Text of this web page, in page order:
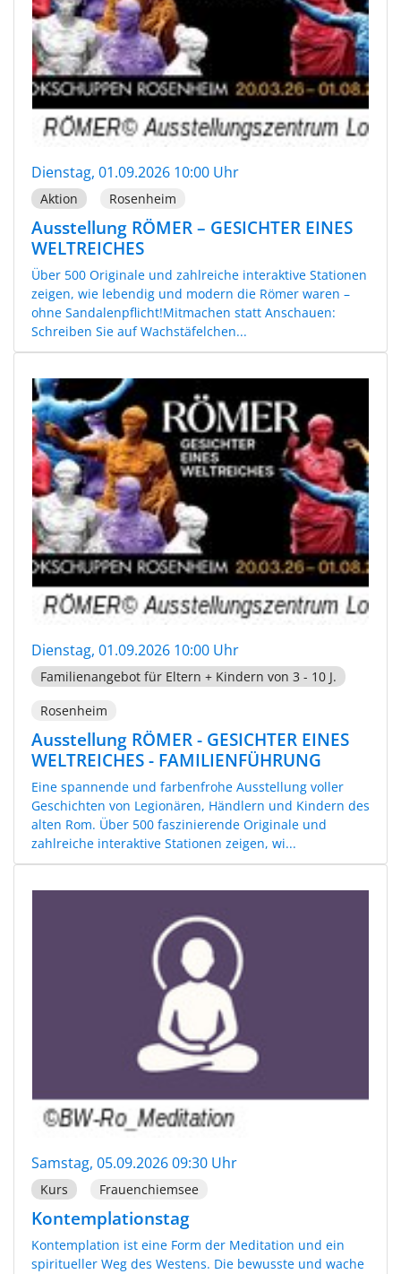
Dienstag, 01.09.2026 10:00 Uhr
Aktion Rosenheim
Ausstellung RÖMER – GESICHTER EINES
WELTREICHES
Über 500 Originale und zahlreiche interaktive Stationen
zeigen, wie lebendig und modern die Römer waren –
ohne Sandalenpflicht!Mitmachen statt Anschauen:
Schreiben Sie auf Wachstäfelchen...
Dienstag, 01.09.2026 10:00 Uhr
Familienangebot für Eltern + Kindern von 3 - 10 J.
Rosenheim
Ausstellung RÖMER - GESICHTER EINES
WELTREICHES - FAMILIENFÜHRUNG
Eine spannende und farbenfrohe Ausstellung voller
Geschichten von Legionären, Händlern und Kindern des
alten Rom. Über 500 faszinierende Originale und
zahlreiche interaktive Stationen zeigen, wi...
Samstag, 05.09.2026 09:30 Uhr
Kurs Frauenchiemsee
Kontemplationstag
Kontemplation ist eine Form der Meditation und ein
spiritueller Weg des Westens. Die bewusste und wache